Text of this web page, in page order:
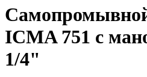
ICMA 751 с
1/4"